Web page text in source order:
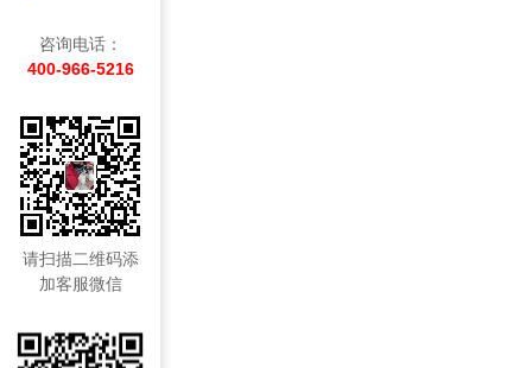
咨询电话：
400-966-5216
请扫描二维码添
加客服微信